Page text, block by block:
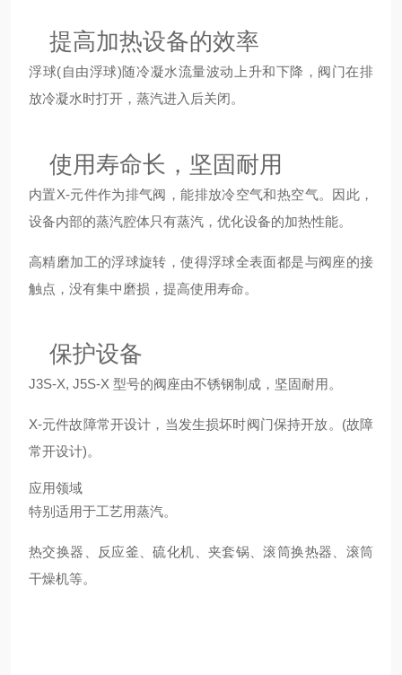
提高加热设备的效率
浮球(自由浮球)随冷凝水流量波动上升和下降，阀门在排
放冷凝水时打开，蒸汽进入后关闭。
使用寿命长，坚固耐用
内置X-元件作为排气阀，能排放冷空气和热空气。因此，
设备内部的蒸汽腔体只有蒸汽，优化设备的加热性能。
高精磨加工的浮球旋转，使得浮球全表面都是与阀座的接
触点，没有集中磨损，提高使用寿命。
保护设备
J3S-X, J5S-X 型号的阀座由不锈钢制成，坚固耐用。
X-元件故障常开设计，当发生损坏时阀门保持开放。(故障
常开设计)。
应用领域
特别适用于工艺用蒸汽。
热交换器、反应釜、硫化机、夹套锅、滚筒换热器、滚筒
干燥机等。